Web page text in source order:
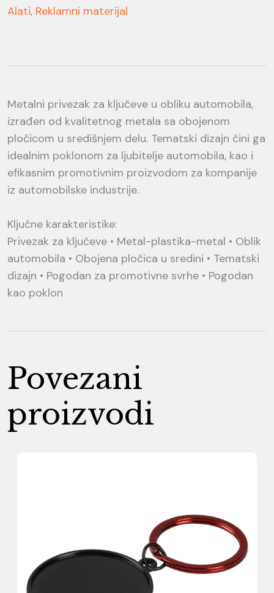
Alati, Reklamni materijal
Metalni privezak za ključeve u obliku automobila,
izrađen od kvalitetnog metala sa obojenom
pločicom u središnjem delu. Tematski dizajn čini ga
idealnim poklonom za ljubitelje automobila, kao i
efikasnim promotivnim proizvodom za kompanije
iz automobilske industrije.
Ključne karakteristike:
Privezak za ključeve • Metal-plastika-metal • Oblik
automobila • Obojena pločica u sredini • Tematski
dizajn • Pogodan za promotivne svrhe • Pogodan
kao poklon
Povezani
proizvodi